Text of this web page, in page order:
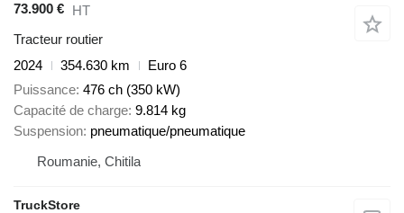
73.900 € HT
Tracteur routier
2024
354.630 km
Euro 6
Puissance 476 ch (350 kW)
Capacité de charge 9.814 kg
Suspension pneumatique/pneumatique
Roumanie, Chitila
TruckStore